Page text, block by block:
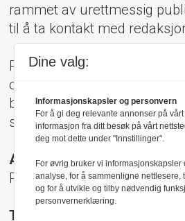
rammet av urettmessig
til å ta kontakt med
Pressens Faglige Utvalg
oppnevnt av Norsk
behandler klager mot
spørsmål.
Adresse:
Rådhusgt 17, 0158 Oslo
Telefon:
Dine valg:
Informasjonskapsler og personvern
For å gi deg relevante annonser på
informasjon fra ditt besøk på vårt
deg mot dette under "Innstillinger".
For øvrig bruker vi
analyse, for å sammenligne nettlesere,
og for å utvikle og tilby nødvendig
personvernerklæring.